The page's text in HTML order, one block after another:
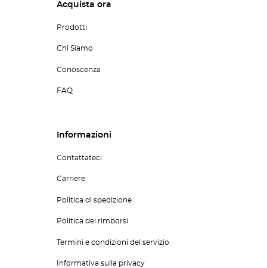
Acquista ora
Prodotti
Chi Siamo
Conoscenza
FAQ
Informazioni
Contattateci
Carriere
Politica di spedizione
Politica dei rimborsi
Termini e condizioni del servizio
Informativa sulla privacy